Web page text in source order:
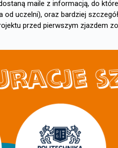
maile z informacją, do
od uczelni), oraz bardziej
przed pierwszym zjazdem